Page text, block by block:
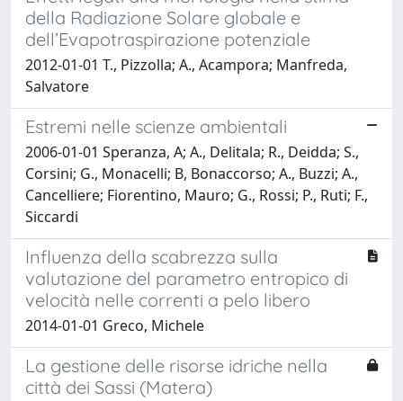
della Radiazione Solare globale e
dell’Evapotraspirazione potenziale
2012-01-01 T., Pizzolla; A., Acampora; Manfreda,
Salvatore
Estremi nelle scienze ambientali
2006-01-01 Speranza, A; A., Delitala; R., Deidda; S.,
Corsini; G., Monacelli; B, Bonaccorso; A., Buzzi; A.,
Cancelliere; Fiorentino, Mauro; G., Rossi; P., Ruti; F.,
Siccardi
Influenza della scabrezza sulla
valutazione del parametro entropico di
velocità nelle correnti a pelo libero
2014-01-01 Greco, Michele
La gestione delle risorse idriche nella
città dei Sassi (Matera)